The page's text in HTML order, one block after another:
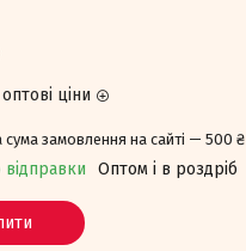
ціни
сума замовлення на сайті — 500 ₴
Оптом і в роздріб